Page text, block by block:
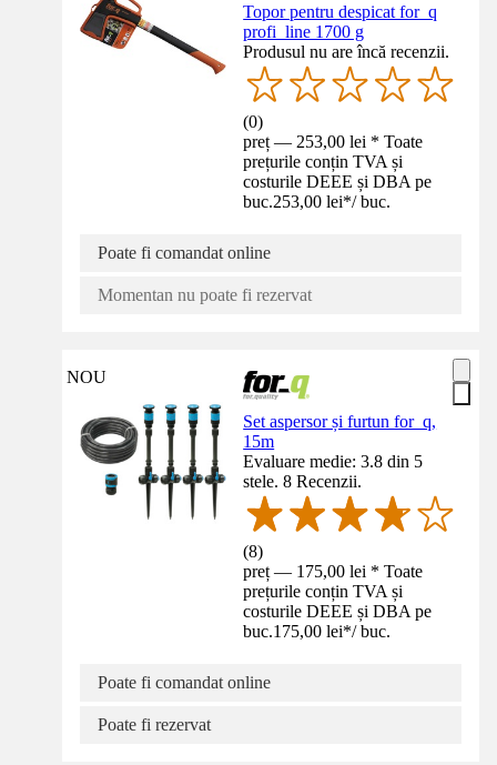
Topor pentru despicat for_q
profi_line 1700 g
Produsul nu are încă recenzii.
(0)
preț — 253,00 lei * Toate
prețurile conțin TVA și
costurile DEEE și DBA pe
buc.253,00 lei*/ buc.
Poate fi comandat online
Momentan nu poate fi rezervat
NOU
Set aspersor și furtun for_q,
15m
Evaluare medie: 3.8 din 5
stele. 8 Recenzii.
(8)
preț — 175,00 lei * Toate
prețurile conțin TVA și
costurile DEEE și DBA pe
buc.175,00 lei*/ buc.
Poate fi comandat online
Poate fi rezervat